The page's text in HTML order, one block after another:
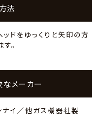
法
ドをゆっくりと矢印の方
。
メーカー
ナイ／他ガス機器社製